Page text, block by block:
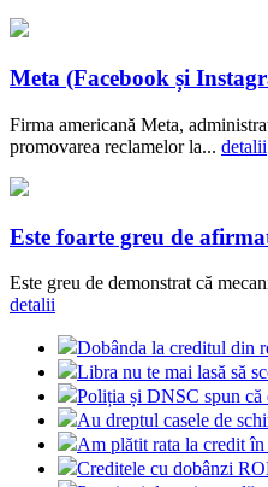
Meta (Facebook și
Firma americană Meta,
promovarea reclamelor la... detalii
Este foarte greu de
Este greu de demonstrat că
detalii
Dobânda la creditul din
Libra nu te mai lasă să
Poliția și DNSC spun că
Au dreptul casele de
Am plătit rata la credit în
Creditele cu dobânzi